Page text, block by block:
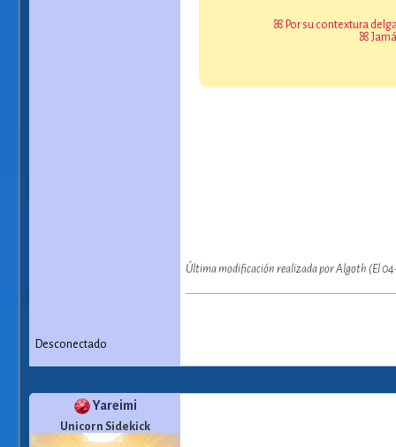
ꕤ Por su contextura
ꕤ
Última modificación realizada por Algoth (El
Desconectado
Yareimi
Unicorn Sidekick